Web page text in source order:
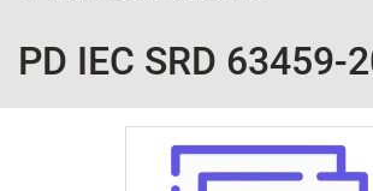
PD IEC SRD 63459-